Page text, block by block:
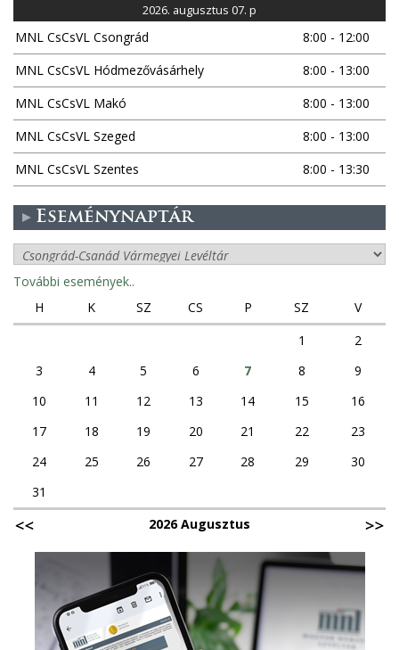
2026. augusztus 07. p
MNL CsCsVL Csongrád
8:00 - 12:00
MNL CsCsVL Hódmezővásárhely
8:00 - 13:00
MNL CsCsVL Makó
8:00 - 13:00
MNL CsCsVL Szeged
8:00 - 13:00
MNL CsCsVL Szentes
8:00 - 13:30
Eseménynaptár
További események..
H
K SZ CS P SZ
V
1
2
3
4 5 6 7 8
9
10
11 12 13 14 15
16
17
18 19 20 21 22
23
24
25 26 27 28 29
30
31
2026 Augusztus